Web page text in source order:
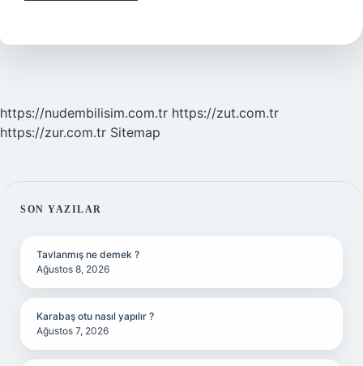
https://nudembilisim.com.tr https://zut.com.tr
https://zur.com.tr Sitemap
SIDEBAR
SON YAZILAR
Tavlanmış ne demek ?
Ağustos 8, 2026
Karabaş otu nasıl yapılır ?
Ağustos 7, 2026